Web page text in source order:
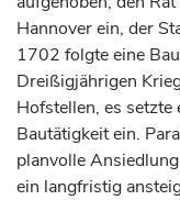
Hannoverein, der
1702 folgte eine
Dreißigjährigen
Hofstellen, es
Bautätigkeit ein.
planvolle
ein langfristig